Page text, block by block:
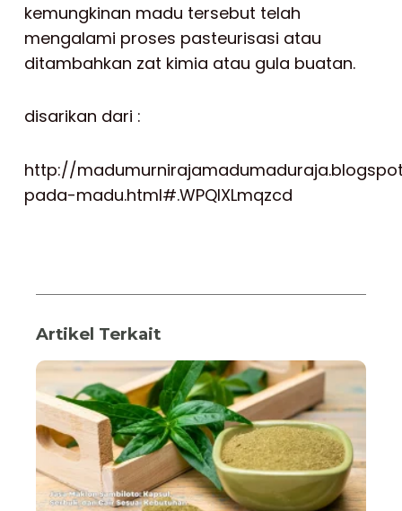
kemungkinan madu tersebut telah
mengalami proses pasteurisasi atau
ditambahkan zat kimia atau gula buatan.
disarikan dari :
http://
pada-madu.html#.WPQlXLmqzcd
Artikel Terkait